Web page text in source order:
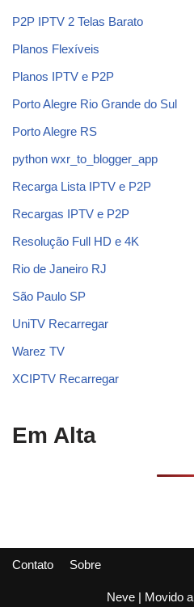
P2P IPTV 2 Telas Barato
Planos Flexíveis
Planos IPTV e P2P
Porto Alegre Rio Grande do Sul
Porto Alegre RS
python wxr_to_blogger_app
Recarga Lista IPTV e P2P
Recargas IPTV e P2P
Resolução Full HD e 4K
Rio de Janeiro RJ
São Paulo SP
UniTV Recarregar
Warez TV
XCIPTV Recarregar
Em Alta
Contato Sobre
Neve| Movido a